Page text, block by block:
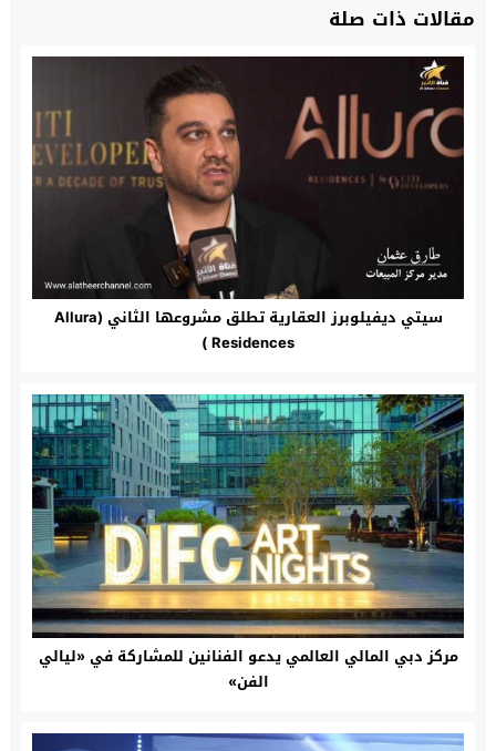
مقالات ذات صلة
سيتي ديفيلوبرز العقارية تطلق مشروعها الثاني (Allura
Residences )
مركز دبي المالي العالمي يدعو الفنانين للمشاركة في «ليالي
الفن»